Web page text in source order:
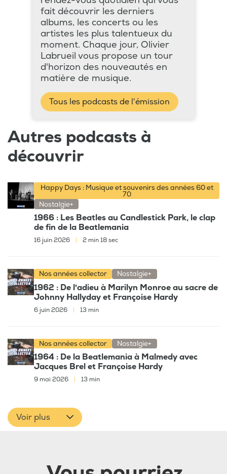
fait découvrir les derniers
albums, les concerts ou les
artistes les plus talentueux du
moment. Chaque jour, Olivier
Labrueil vous propose un tour
d'horizon des nouveautés en
matière de musique.
Tous les podcasts de l'émission
Autres podcasts à
découvrir
Happy Days : Musique et souvenirs des années 60 et
70
Nostalgie+
1966 : Les Beatles au Candlestick Park, le clap
de fin de la Beatlemania
16 juin 2026 2 min 18 sec
Nos années collector Nostalgie+
1962 : De l'adieu à Marilyn Monroe au sacre de
Johnny Hallyday et Françoise Hardy
6 juin 2026 | 13 min
Nos années collector Nostalgie+
1964 : De la Beatlemania à Malmedy avec
Jacques Brel et Françoise Hardy
9 mai 2026 13 min
Voir plus